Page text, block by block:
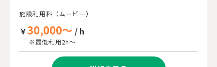
施設利用料（ムービー）
￥30,000～ / h
※最低利用2h～